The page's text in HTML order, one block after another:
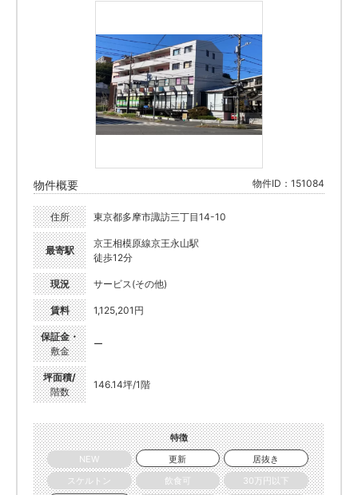
物件概要 物件ID：151084
住所 東京都多摩市諏訪三丁目14-10
最寄駅
京王相模原線京王永山駅
徒歩12分
現況 サービス(その他)
賃料 1,125,201円
保証金・
敷金
ー
坪面積/
階数
146.14坪/1階
特徴
NEW
更新
居抜き
スケルトン
飲食可
30万円以下